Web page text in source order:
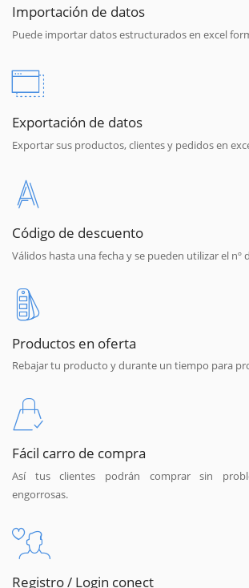
Importación de datos
Puede importar datos estructurados en excel
Exportación de datos
Exportar sus productos, clientes y pedidos en
Código de descuento
Válidos hasta una fecha y se pueden utilizar el nº
Productos en oferta
Rebajar tu producto y durante un tiempo para
Fácil carro de compra
Así tus clientes podrán comprar sin
engorrosas.
Registro / Login conect